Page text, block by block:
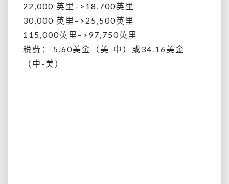
22,000 英里–>18,700英里
30,000 英里–>25,500英里
115,000英里–>97,750英里
税费： 5.60美金（美-中）或34.16美金
（中-美）